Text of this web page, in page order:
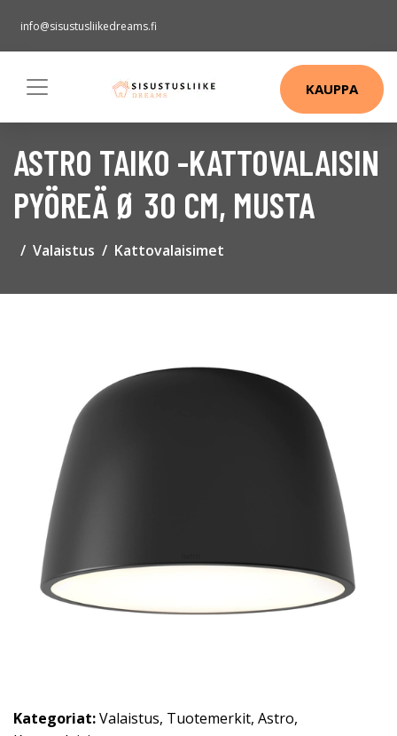
info@sisustusliikedreams.fi
KAUPPA
ASTRO TAIKO -KATTOVALAISIN
PYÖREÄ Ø 30 CM, MUSTA
Valaistus Kattovalaisimet
Kategoriat:Valaistus, Tuotemerkit, Astro,